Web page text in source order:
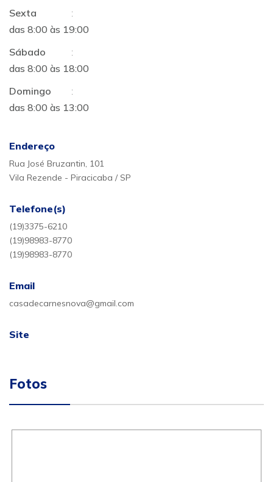
Sexta
:
das 8:00 às 19:00
Sábado
:
das 8:00 às 18:00
Domingo
:
das 8:00 às 13:00
Endereço
Rua José Bruzantin, 101
Vila Rezende - Piracicaba / SP
Telefone(s)
(19)3375-6210
(19)98983-8770
(19)98983-8770
Email
casadecarnesnova@gmail.com
Site
Fotos